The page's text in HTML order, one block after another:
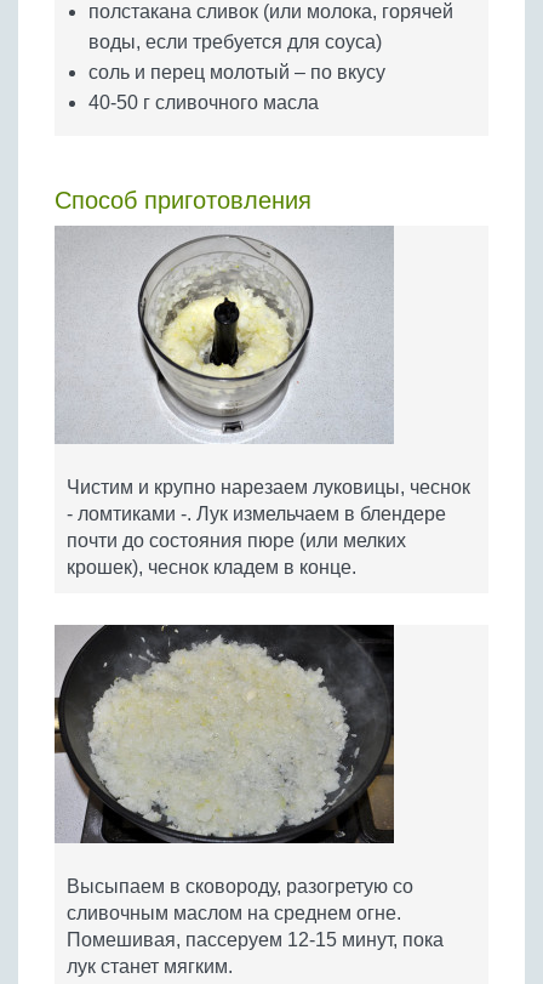
полстакана сливок (или молока, горячей
воды, если требуется для соуса)
соль и перец молотый – по вкусу
40-50 г сливочного масла
Способ приготовления
Чистим и крупно нарезаем луковицы, чеснок
- ломтиками -. Лук измельчаем в блендере
почти до состояния пюре (или мелких
крошек), чеснок кладем в конце.
Высыпаем в сковороду, разогретую со
сливочным маслом на среднем огне.
Помешивая, пассеруем 12-15 минут, пока
лук станет мягким.